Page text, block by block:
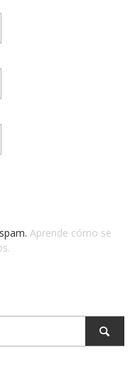
Aprende cómo se